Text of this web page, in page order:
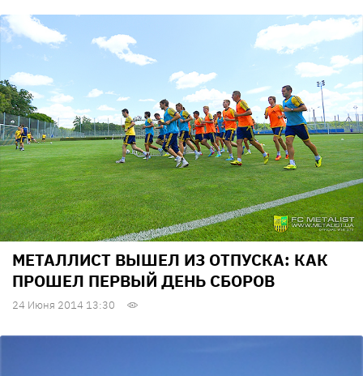
МЕТАЛЛИСТ ВЫШЕЛ ИЗ ОТПУСКА: КАК
ПРОШЕЛ ПЕРВЫЙ ДЕНЬ СБОРОВ
24 Июня 2014 13:30